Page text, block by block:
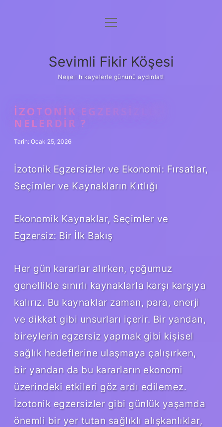
Anasayfa
Yasal Uyarı
menüyü
Sevimli Fikir Köşesi
Neşeli hikayelerle gününü aydınlat!
İZOTONIK EGZERSIZLER
NELERDIR ?
Tarih: Ocak 25, 2026
İzotonik Egzersizler ve Ekonomi: Fırsatlar,
Seçimler ve Kaynakların Kıtlığı
Ekonomik Kaynaklar, Seçimler ve
Egzersiz: Bir İlk Bakış
Her gün kararlar alırken, çoğumuz
genellikle sınırlı kaynaklarla karşı karşıya
kalırız. Bu kaynaklar zaman, para, enerji
ve dikkat gibi unsurları içerir. Bir yandan,
bireylerin egzersiz yapmak gibi kişisel
sağlık hedeflerine ulaşmaya çalışırken,
bir yandan da bu kararların ekonomi
üzerindeki etkileri göz ardı edilemez.
İzotonik egzersizler gibi günlük yaşamda
önemli bir yer tutan sağlıklı alışkanlıklar,